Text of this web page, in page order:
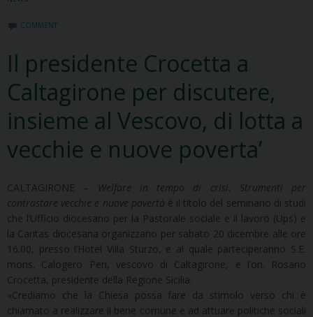
COMMENT
Il presidente Crocetta a
Caltagirone per discutere,
insieme al Vescovo, di lotta a
vecchie e nuove poverta’
CALTAGIRONE –
Welfare in tempo di crisi. Strumenti per
contrastare vecchie e nuove povertà è il titolo del seminario di studi
che l’Ufficio diocesano per la Pastorale sociale e il lavoro (Ups) e
la Caritas diocesana organizzano per sabato 20 dicembre alle ore
16.00, presso l’Hotel Villa Sturzo, e al quale parteciperanno S.E.
mons. Calogero Peri, vescovo di Caltagirone, e l’on. Rosario
Crocetta, presidente della Regione Sicilia.
«Crediamo che la Chiesa possa fare da stimolo verso chi è
chiamato a realizzare il bene comune e ad attuare politiche sociali